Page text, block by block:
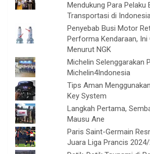
Mendukung Para Pelaku
Transportasi di
Penyebab Busi Motor
Performa Kendaraan, Ini
Menurut NGK
Michelin Selenggarakan
Michelin4Indonesia
Tips Aman
Key System
Langkah Pertama,
Mausu Ane
Paris Saint-Germain
Juara Liga Prancis